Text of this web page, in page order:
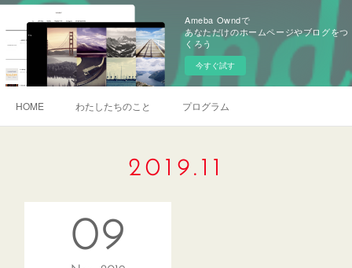
Ameba Owndで
あなただけのホームページやブログをつ
くろう
今すぐ試す
HOME わたしたちのこと プログラム
2019. 11
09